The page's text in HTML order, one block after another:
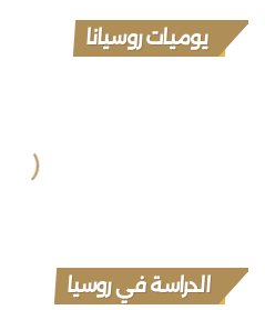
يوميات روسيانا
الدراسة في روسيا